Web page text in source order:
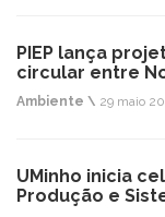
PIEP lança
circular entre
Ambiente \ 29 maio
UMinho inicia
Produção e